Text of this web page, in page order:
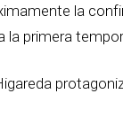
la
la primera